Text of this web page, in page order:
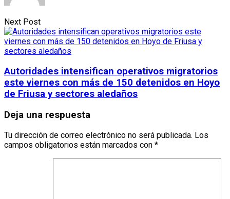
Next Post
Autoridades intensifican operativos migratorios
este viernes con más de 150 detenidos en Hoyo
de Friusa y sectores aledaños
Deja una respuesta
Tu dirección de correo electrónico no será publicada. Los
campos obligatorios están marcados con *